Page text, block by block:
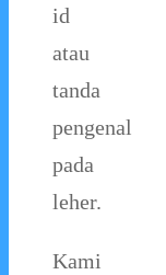
id
atau
tanda
pengenal
pada
leher.
Kami